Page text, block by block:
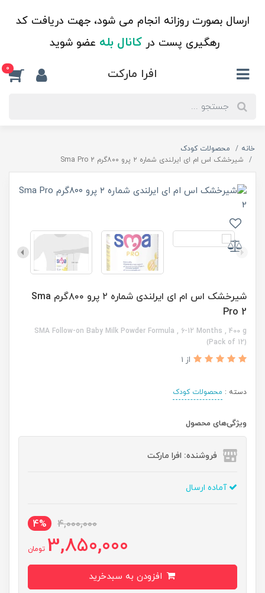
ارسال بصورت روزانه انجام می شود، جهت دریافت کد
رهگیری پست درکانال بله عضو شوید
افرا مارکت 0
خانه
محصولات کودک
شیرخشک اس ام ای ایرلندی شماره ۲ پرو ۸۰۰گرم Sma Pro 2
شیرخشک اس ام ای ایرلندی شماره ۲ پرو ۸۰۰گرم Sma
Pro 2
SMA Follow-on Baby Milk Powder Formula , 6-12 Months , 400 g
(Pack of 12)
از 1
دسته : محصولات کودک
ویژگی‌های محصول
فروشنده: افرا مارکت
آماده ارسال
4,000,000
4%
3,850,000 تومان